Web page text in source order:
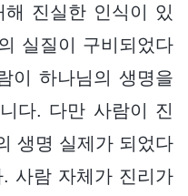
진실한 인식이 있
실질이 구비되었다
이 하나님의 생명을
다. 다만 사람이 진
생명 실제가 되었다
사람 자체가 진리가